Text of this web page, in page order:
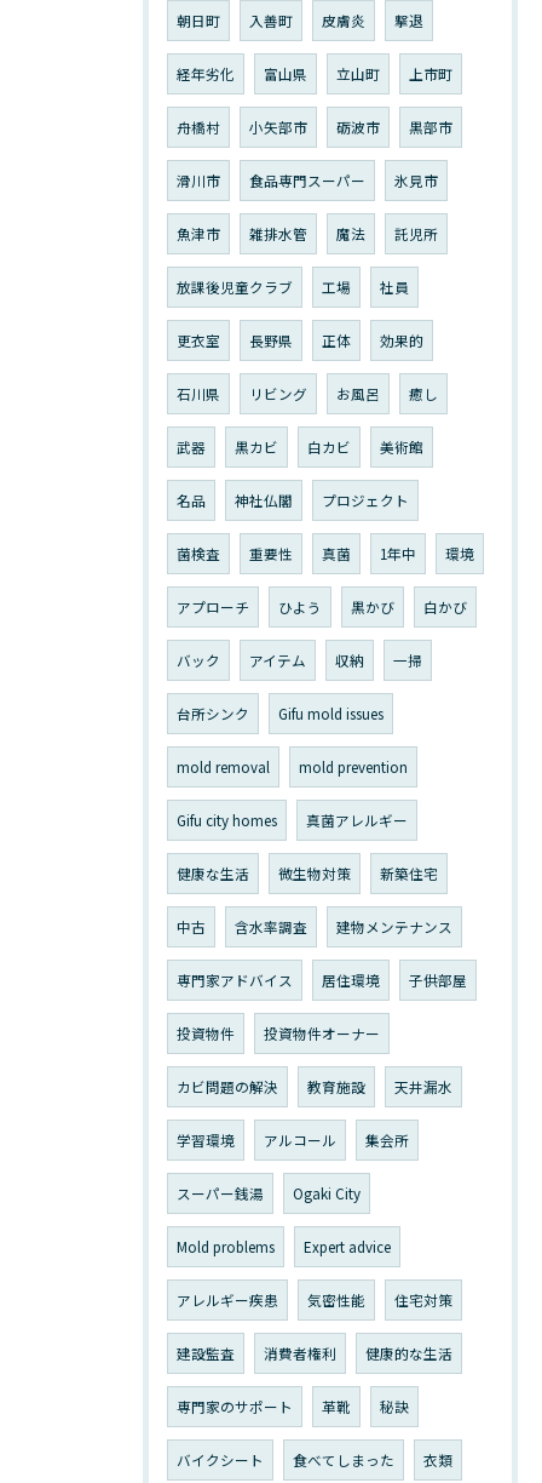
朝日町 入善町 皮膚炎 撃退
経年劣化 富山県 立山町 上市町
舟橋村 小矢部市 砺波市 黒部市
滑川市 食品専門スーパー 氷見市
魚津市 雑排水管 魔法 託児所
放課後児童クラブ 工場 社員
更衣室 長野県 正体 効果的
石川県 リビング お風呂 癒し
武器 黒カビ 白カビ 美術館
名品 神社仏閣 プロジェクト
菌検査 重要性 真菌 1年中 環境
アプローチ ひよう 黒かび 白かび
バック アイテム 収納 一掃
台所シンク Gifu mold issues
mold removal mold prevention
Gifu city homes 真菌アレルギー
健康な生活 微生物対策 新築住宅
中古 含水率調査 建物メンテナンス
専門家アドバイス 居住環境 子供部屋
投資物件 投資物件オーナー
カビ問題の解決 教育施設 天井漏水
学習環境 アルコール 集会所
スーパー銭湯 Ogaki City
Mold problems Expert advice
アレルギー疾患 気密性能 住宅対策
建設監査 消費者権利 健康的な生活
専門家のサポート 革靴 秘訣
バイクシート 食べてしまった 衣類